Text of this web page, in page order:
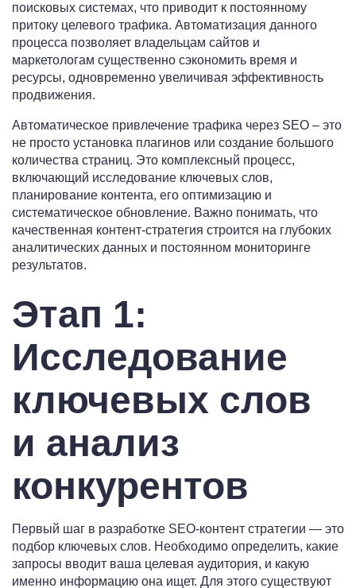
поисковых системах, что приводит к постоянному
притоку целевого трафика. Автоматизация данного
процесса позволяет владельцам сайтов и
маркетологам существенно сэкономить время и
ресурсы, одновременно увеличивая эффективность
продвижения.
Автоматическое привлечение трафика через SEO – это
не просто установка плагинов или создание большого
количества страниц. Это комплексный процесс,
включающий исследование ключевых слов,
планирование контента, его оптимизацию и
систематическое обновление. Важно понимать, что
качественная контент-стратегия строится на глубоких
аналитических данных и постоянном мониторинге
результатов.
Этап 1:
Исследование
ключевых слов
и анализ
конкурентов
Первый шаг в разработке SEO-контент стратегии — это
подбор ключевых слов. Необходимо определить, какие
запросы вводит ваша целевая аудитория, и какую
именно информацию она ищет. Для этого существуют